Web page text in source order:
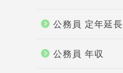
公務員 定年延長
公務員 年収